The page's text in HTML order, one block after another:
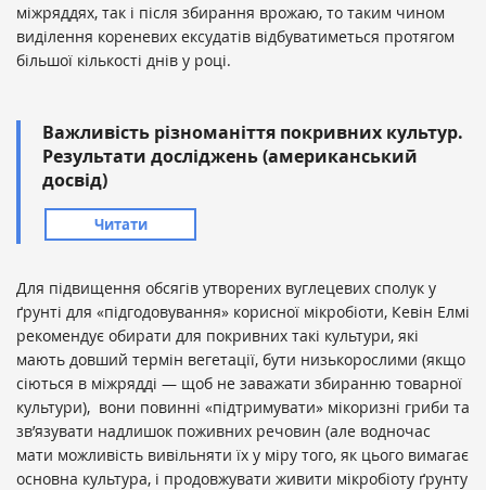
міжряддях, так і після збирання врожаю, то таким чином
виділення кореневих ексудатів відбуватиметься протягом
більшої кількості днів у році.
Важливість різноманіття покривних культур.
Результати досліджень (американський
досвід)
Читати
Для підвищення обсягів утворених вуглецевих сполук у
ґрунті для «підгодовування» корисної мікробіоти, Кевін Елмі
рекомендує обирати для покривних такі культури, які
мають довший термін вегетації, бути низькорослими (якщо
сіються в міжрядді — щоб не заважати збиранню товарної
культури), вони повинні «підтримувати» мікоризні гриби та
зв’язувати надлишок поживних речовин (але водночас
мати можливість вивільняти їх у міру того, як цього вимагає
основна культура, і продовжувати живити мікробіоту ґрунту